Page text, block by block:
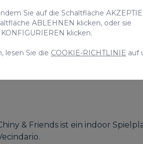
& Friends ist ein indoor
Sie auf die Schaltfläche
ABLEHNEN klicken, oder sie
klicken.
lesen Sie die COOKIE-RICHTLINIE auf